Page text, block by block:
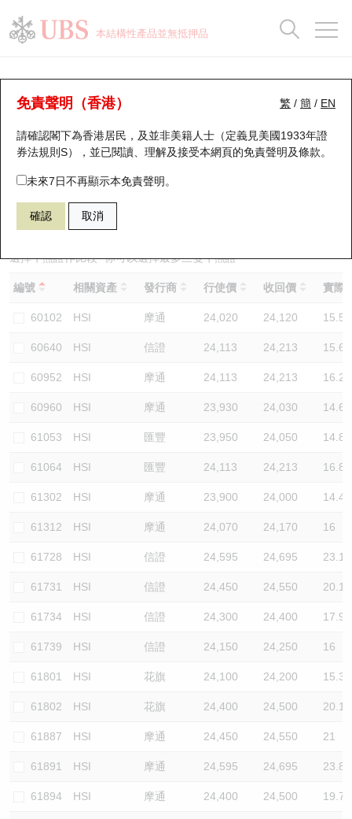
本結構性產品並無抵押品
繁 / 簡 / EN
免責聲明（香港）
請確認閣下為香港居民，及並非美籍人士（定義見美國1933年證
券法規則S），並已閱讀、理解及接受本網頁的免責聲明及條款。
未來7日不再顯示本免責聲明。
確認 取消
牛熊證分析儀
表現 街貨統計 比較
67438 瑞銀牛證 HSI 恒生指數
選擇牛熊證作比較 *你可以選擇最多三隻牛熊證
編號 相關資產 發行商 行使價 收回價 實際
60102 HSI 摩通 24,020 24,120 15.5
60640 HSI 信證 24,113 24,213 15.6
60952 HSI 摩通 24,113 24,213 16.2
60960 HSI 摩通 23,930 24,030 14.6
61053 HSI 匯豐 23,950 24,050 14.8
61064 HSI 匯豐 24,113 24,213 16.8
61302 HSI 摩通 23,900 24,000 14.4
61312 HSI 摩通 24,070 24,170 16
61728 HSI 信證 24,595 24,695 23.1
61731 HSI 信證 24,450 24,550 20.1
61734 HSI 信證 24,300 24,400 17.9
61739 HSI 信證 24,150 24,250 16
61801 HSI 花旗 24,100 24,200 15.3
61802 HSI 花旗 24,400 24,500 20.1
61887 HSI 摩通 24,450 24,550 21
61891 HSI 摩通 24,595 24,695 23.8
61894 HSI 摩通 24,400 24,500 19.7
瑞銀認股證一覽
新發行瑞銀認股證
即將到期認股證
認股證到期結算價查詢
認股證分析儀
認股證速算機
認股證/牛熊證日誌
認股證文件及公告
街貨統計
比較
牛熊全景快搜
牛熊證搜尋
牛熊證街貨分佈圖
正股牛熊證列表
新發行瑞銀牛熊證
已收回牛熊證剩餘價值
牛熊證到期結算價查詢
牛熊證分析儀
牛熊證文件及公告
牛熊證文件及公告 (瑞信)
街貨統計
比較
十大升幅/跌幅
十大認股證成交分佈
十天股證佔大市成交
資金流
街貨統計
三十大平均引伸波幅
正股分析儀
二十大活躍股份
恒指成份股
國指成份股
科指成份股
相關資產沽空
中資ETFs溢價比較
AH 股價對照
ADR
收市競價變化
持股比重
顯示所有持股比重
每月輪證大市專題
輪證專欄
講座及教育短片
認股證投資者教育
牛熊證投資者教育
認股證牛熊證常問問題